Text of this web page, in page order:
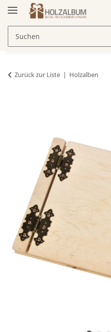
Zurück zur Liste Holzalben